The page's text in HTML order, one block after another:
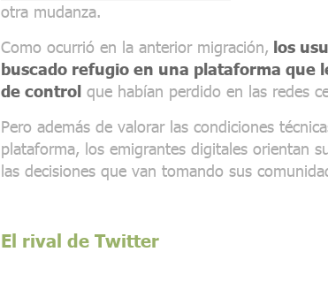
otra mudanza.
Como ocurrió en la anterior migración, los
buscado refugio en una plataforma que
de control que habían perdido en las redes
Pero además de valorar las condiciones
plataforma, los emigrantes digitales orientan
las decisiones que van tomando sus
El rival de Twitter